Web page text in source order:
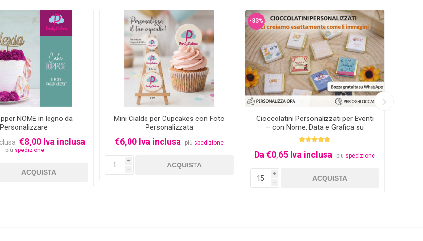
NOME in legno da
Personalizzare
€8,00 Iva inclusa
più spedizione
Mini Cialde per Cupcakes con Foto
Personalizzata
€6,00 Iva inclusa più spedizione
i
h
-33%
Cioccolatini Personalizzati per Eventi
– con Nome, Data e Grafica su
Misura
Da €0,65 Iva inclusa più spedizione
i
h